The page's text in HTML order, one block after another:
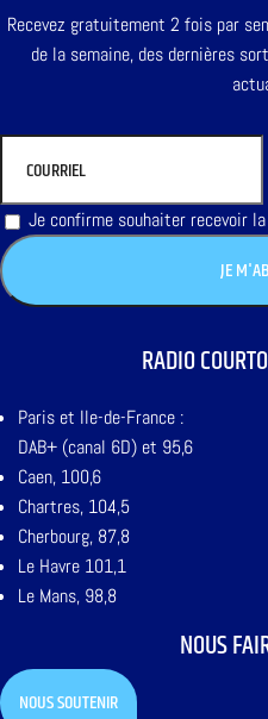
Recevez gratuitement 2 fois par
de la semaine, des dernières
Je confirme souhaiter recevoir
RADIO
Paris et Ile-de-France :
DAB+ (canal 6D) et 95,6
Caen, 100,6
Chartres, 104,5
Cherbourg, 87,8
Le Havre 101,1
Le Mans, 98,8
NOUS
NOUS SOUTENIR